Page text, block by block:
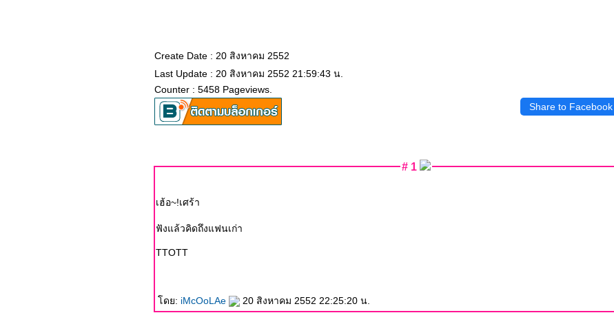
Create Date : 20 สิงหาคม 2552
Last Update : 20 สิงหาคม 2552 21:59:43 น.
Counter : 5458 Pageviews.
Share to Facebook
# 1
เฮ้อ~!เศร้า
ฟังแล้วคิดถึงแฟนเก่า
TTOTT
ดย: iMcOoLAe 20 สิงหาคม 2552 22:25:20 น.